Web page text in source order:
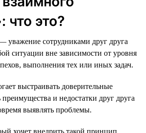
что это?
уважение сотрудниками друг друга
ситуации вне зависимости от уровня
выполнения тех или иных задач.
выстраивать доверительные
и недостатки друг друга
выявлять проблемы.
хочет внедрить такой принцип